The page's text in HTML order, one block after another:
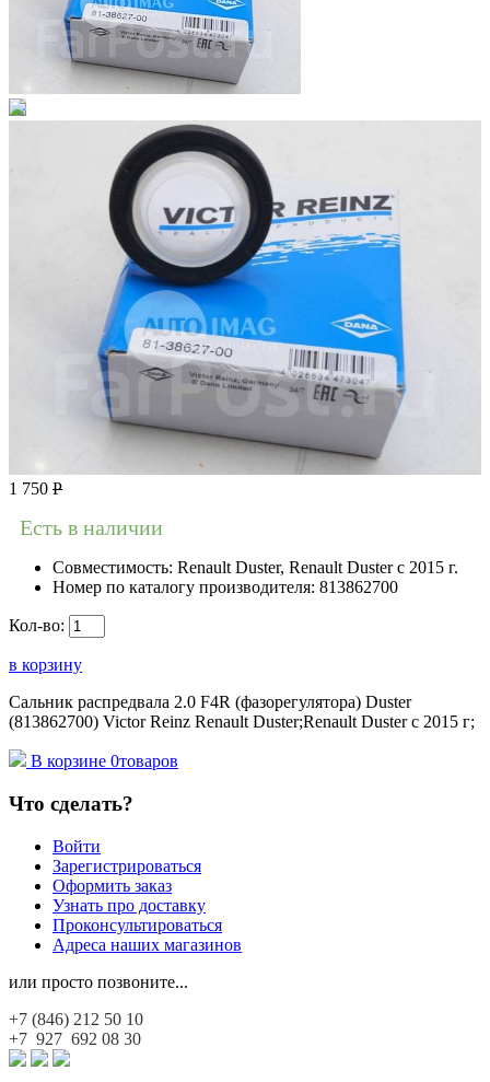
1 750 Р
Есть в наличии
Совместимость: Renault Duster, Renault Duster с 2015 г.
Номер по каталогу производителя: 813862700
Кол-во:
в корзину
Сальник распредвала 2.0 F4R (фазорегулятора) Duster
(813862700) Victor Reinz Renault Duster;Renault Duster с 2015 г;
В корзине 0товаров
Что сделать?
Войти
Зарегистрироваться
Оформить заказ
Узнать про доставку
Проконсультироваться
Адреса наших магазинов
или просто позвоните...
+7 (846) 212 50 10
+7 927 692 08 30